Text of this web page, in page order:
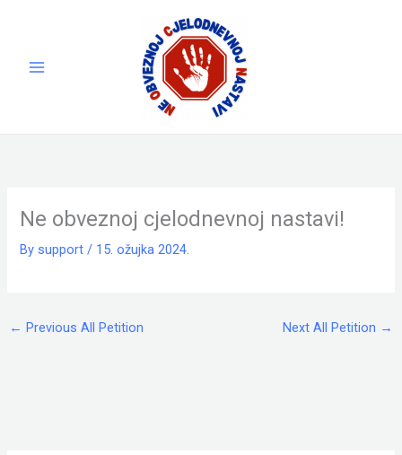
Ne obveznoj cjelodnevnoj nastavi!
By support/ 15. ožujka 2024.
← Previous All Petition Next All Petition →